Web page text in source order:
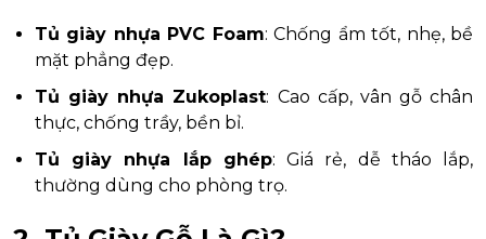
Tủ giày nhựa PVC Foam: Chống ẩm tốt, nhẹ, bề
mặt phẳng đẹp.
Tủ giày nhựa Zukoplast: Cao cấp, vân gỗ chân
thực, chống trầy, bền bỉ.
Tủ giày nhựa lắp ghép: Giá rẻ, dễ tháo lắp,
thường dùng cho phòng trọ.